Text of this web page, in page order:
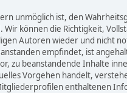
unmöglich ist, den
können die Richtigkeit,
Autoren wieder und nicht
empfindet, ist
zu beanstandende Inhalte
Vorgehen handelt,
enthaltenen